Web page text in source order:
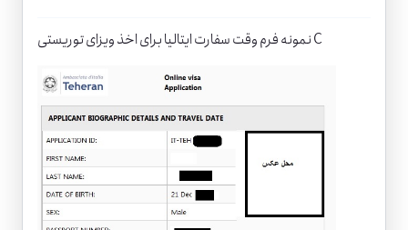
نمونه فرم وقتسفارت ایتالیا برای اخذ ویزای توریستی C